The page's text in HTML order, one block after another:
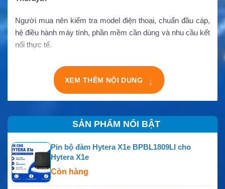
Người mua nên kiểm tra model điện thoại, chuẩn đầu cáp,
hệ điều hành máy tính, phần mềm cần dùng và nhu cầu kết
nối thực tế.
XEM THÊM NỘI DUNG ↓
SẢN PHẨM NỔI BẬT
Pin bộ đàm Hytera X1e BPBL1809LI cho
Hytera X1e
Còn hàng